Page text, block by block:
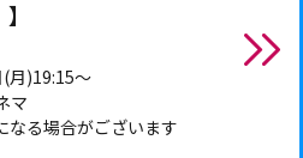
月)19:15～
マ
る場合がございます